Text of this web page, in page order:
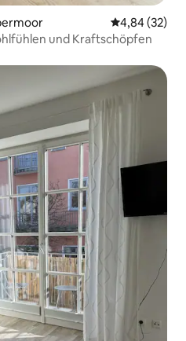
4,84 (32)
und Kraftschöpfen